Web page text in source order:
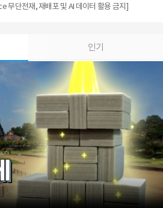
무단전재, 재배포 및 AI 데이터 활용 금지]
인기